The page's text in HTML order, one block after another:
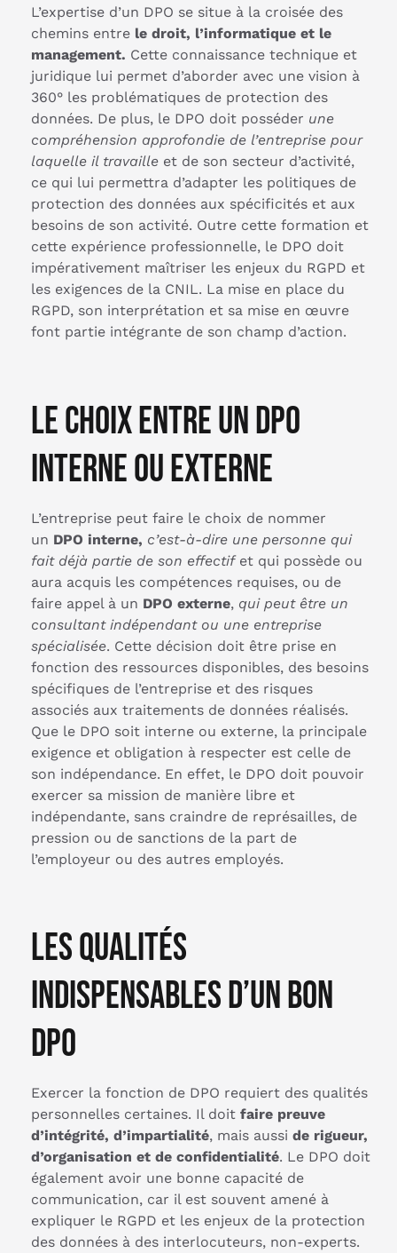
L’expertise d’un DPO se situe à la croisée des
chemins entre le droit, l’informatique et le
management. Cette connaissance technique et
juridique lui permet d’aborder avec une vision à
360° les problématiques de protection des
données. De plus, le DPO doit posséder une
compréhension approfondie de l’entreprise pour
laquelle il travaille et de son secteur d’activité,
ce qui lui permettra d’adapter les politiques de
protection des données aux spécificités et aux
besoins de son activité. Outre cette formation et
cette expérience professionnelle, le DPO doit
impérativement maîtriser les enjeux du RGPD et
les exigences de la CNIL. La mise en place du
RGPD, son interprétation et sa mise en œuvre
font partie intégrante de son champ d’action.
Le choix entre un DPO
interne ou externe
L’entreprise peut faire le choix de nommer
un DPO interne, c’est-à-dire une personne qui
fait déjà partie de son effectifet qui possède ou
aura acquis les compétences requises, ou de
faire appel à un DPO externe, qui peut être un
consultant indépendant ou une entreprise
spécialisée. Cette décision doit être prise en
fonction des ressources disponibles, des besoins
spécifiques de l’entreprise et des risques
associés aux traitements de données réalisés.
Que le DPO soit interne ou externe, la principale
exigence et obligation à respecter est celle de
son indépendance. En effet, le DPO doit pouvoir
exercer sa mission de manière libre et
indépendante, sans craindre de représailles, de
pression ou de sanctions de la part de
l’employeur ou des autres employés.
Les qualités
indispensables d’un bon
DPO
Exercer la fonction de DPO requiert des qualités
personnelles certaines. Il doit faire preuve
d’intégrité, d’impartialité, mais aussi de rigueur,
d’organisation et de confidentialité. Le DPO doit
également avoir une bonne capacité de
communication, car il est souvent amené à
expliquer le RGPD et les enjeux de la protection
des données à des interlocuteurs, non-experts.